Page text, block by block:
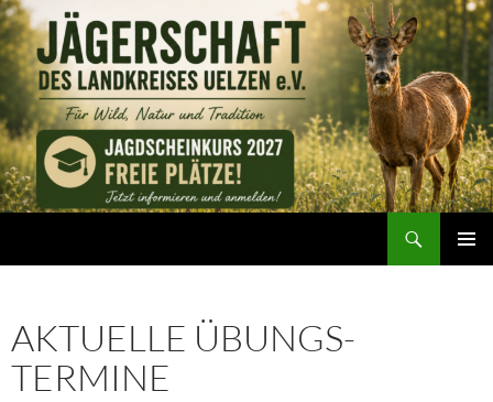
Zum
Inhalt
springen
AKTUELLE ÜBUNGS-
TERMINE